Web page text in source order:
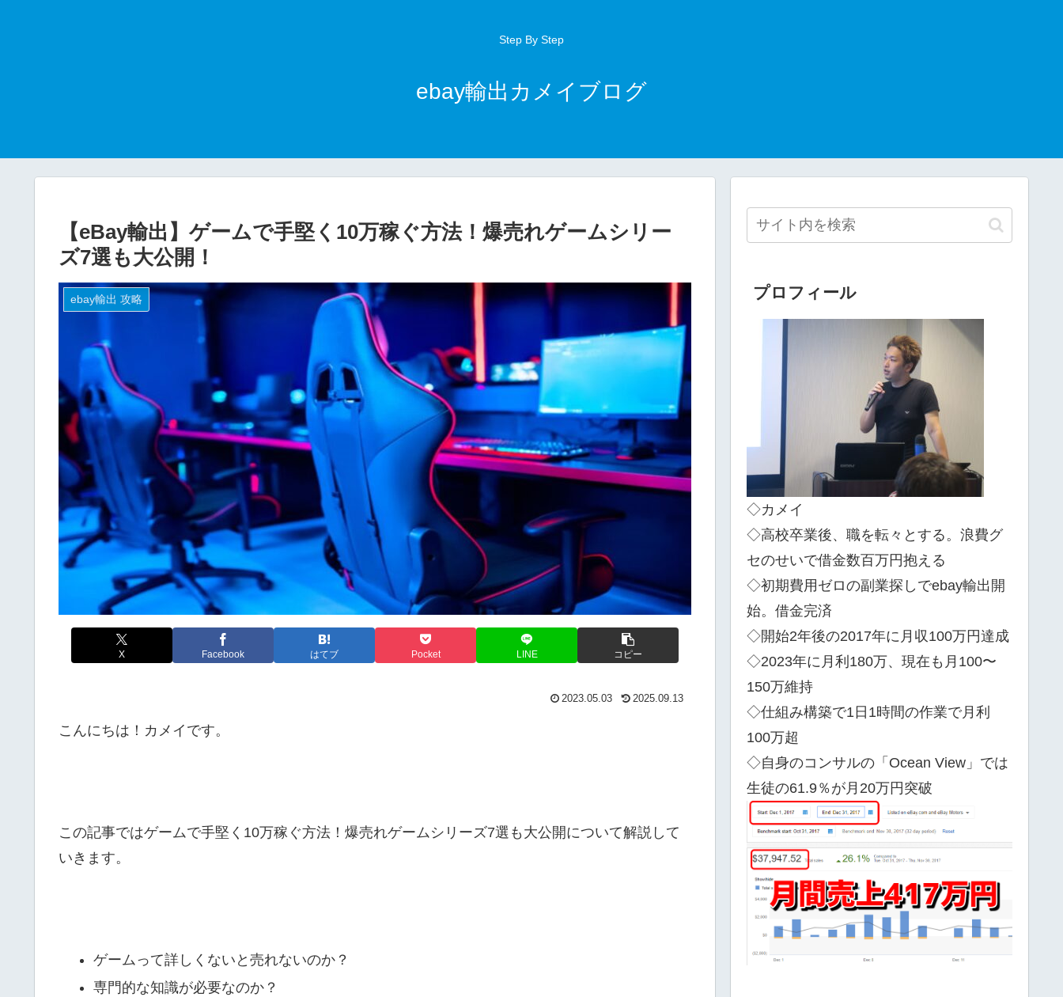
Step By Step
ebay輸出カメイブログ
【eBay輸出】ゲームで手堅く10万稼ぐ方法！爆売れゲームシリー
ズ7選も大公開！
ebay輸出 攻略
X Facebook はてブ Pocket LINE コピー
2023.05.03 2025.09.13
こんにちは！カメイです。
この記事ではゲームで手堅く10万稼ぐ方法！爆売れゲームシリーズ7選も大公開について解説して
いきます。
ゲームって詳しくないと売れないのか？
専門的な知識が必要なのか？
プロフィール
◇カメイ
◇高校卒業後、職を転々とする。浪費グ
セのせいで借金数百万円抱える
◇初期費用ゼロの副業探しでebay輸出開
始。借金完済
◇開始2年後の2017年に月収100万円達成
◇2023年に月利180万、現在も月100〜
150万維持
◇仕組み構築で1日1時間の作業で月利
100万超
◇自身のコンサルの「Ocean View」では
生徒の61.9％が月20万円突破